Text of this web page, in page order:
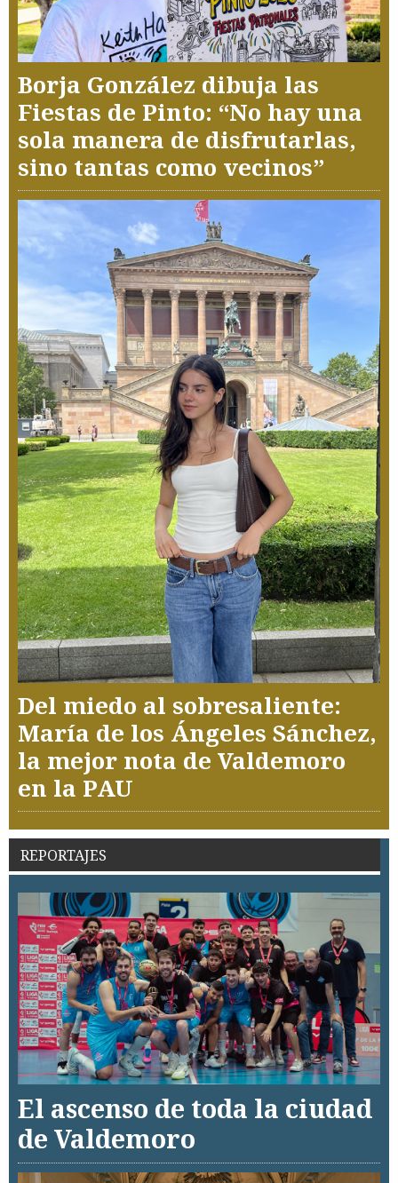
Borja González dibuja las
Fiestas de Pinto: “No hay una
sola manera de disfrutarlas,
sino tantas como vecinos”
Del miedo al sobresaliente:
María de los Ángeles Sánchez,
la mejor nota de Valdemoro
en la PAU
REPORTAJES
El ascenso de toda la ciudad
de Valdemoro